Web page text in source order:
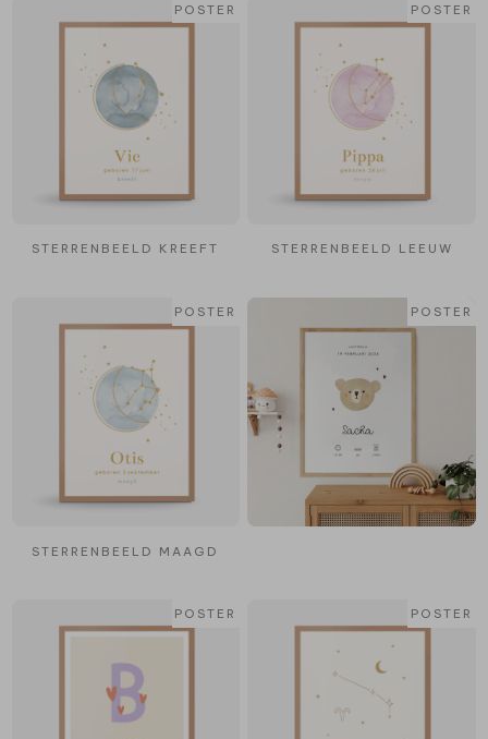
POSTER
STERRENBEELD KREEFT
POSTER
STERRENBEELD LEEUW
POSTER
STERRENBEELD MAAGD
POSTER
POSTER POSTER